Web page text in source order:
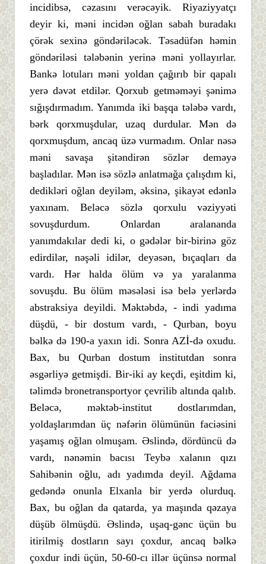
incidibsə, cəzasını verəcəyik. Riyaziyyatçı
deyir ki, məni incidən oğlan sabah buradakı
çörək sexinə göndəriləcək. Təsadüfən həmin
göndəriləsi tələbənin yerinə məni yollayırlar.
Bankə lotuları məni yoldan çağırıb bir qapalı
yerə dəvət etdilər. Qorxub getməməyi şənimə
sığışdırmadım. Yanımda iki başqa tələbə vardı,
bərk qorxmuşdular, uzaq durdular. Mən də
qorxmuşdum, ancaq üzə vurmadım. Onlar nəsə
məni savaşa şitəndirən sözlər deməyə
başladılar. Mən isə sözlə anlatmağa çalışdım ki,
dedikləri oğlan deyiləm, əksinə, şikayət edənlə
yaxınam. Beləcə sözlə qorxulu vəziyyəti
sovuşdurdum. Onlardan aralananda
yanımdakılar dedi ki, o gədələr bir-birinə göz
edirdilər, nəşəli idilər, deyəsən, bıçaqları da
vardı. Hər halda ölüm və ya yaralanma
sovuşdu. Bu ölüm məsələsi isə belə yerlərdə
abstraksiya deyildi. Məktəbdə, - indi yadıma
düşdü, - bir dostum vardı, - Qurban, boyu
bəlkə də 190-a yaxın idi. Sonra AZİ-də oxudu.
Bax, bu Qurban dostum institutdan sonra
əsgərliyə getmişdi. Bir-iki ay keçdi, eşitdim ki,
təlimdə bronetransportyor çevrilib altında qalıb.
Beləcə, məktəb-institut dostlarımdan,
yoldaşlarımdan üç nəfərin ölümünün faciəsini
yaşamış oğlan olmuşam. Əslində, dördüncü də
vardı, nənəmin bacısı Teybə xalanın qızı
Sahibənin oğlu, adı yadımda deyil. Ağdama
gedəndə onunla Elxanla bir yerdə olurduq.
Bax, bu oğlan da qatarda, ya maşında qəzaya
düşüb ölmüşdü. Əslində, uşaq-gənc üçün bu
itirilmiş dostların sayı çoxdur, ancaq bəlkə
çoxdur indi üçün, 50-60-cı illər üçünsə normal